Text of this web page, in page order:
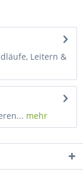
Leitern &
mehr